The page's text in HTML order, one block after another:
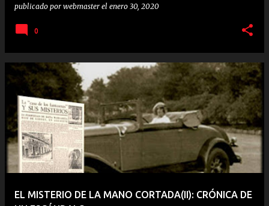
publicado por webmaster el enero 30, 2020
0
EL MISTERIO DE LA MANO CORTADA(II): CRÓNICA DE